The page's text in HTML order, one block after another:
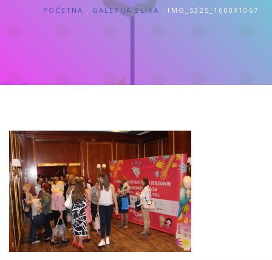
POČETNA GALERIJA SLIKA IMG_5325_1600X1067